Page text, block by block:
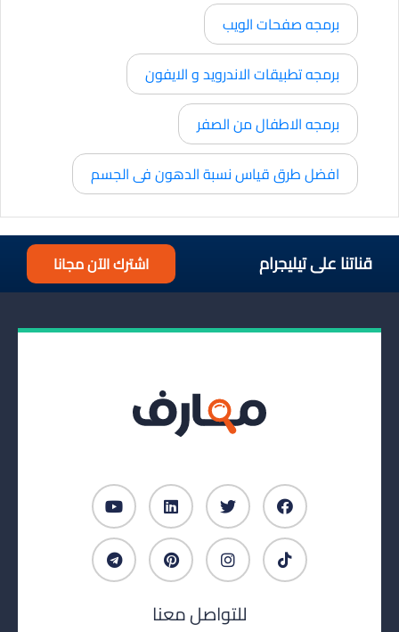
برمجه صفحات الويب
برمجه تطبيقات الاندرويد و الايفون
برمجه الاطفال من الصفر
افضل طرق قياس نسبة الدهون فى الجسم
قناتنا على تيليجرام اشترك الآن مجانا
للتواصل معنا